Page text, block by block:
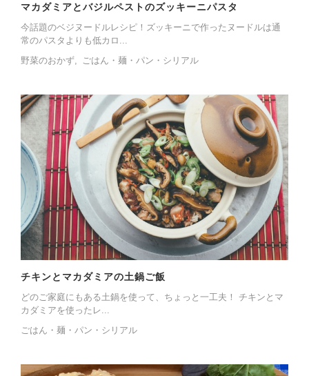
マカダミアとバジルペストのズッキーニパスタ
今話題のベジヌードルレシピ！ズッキーニで作ったヌードルは通
常のパスタよりも低カロ...
野菜のおかず
ごはん・麺・パン・シリアル
チキンとマカダミアの土鍋ご飯
どのご家庭にもある土鍋を使って、ちょっと一工夫！ チキンとマ
カダミアを使ったレ...
ごはん・麺・パン・シリアル